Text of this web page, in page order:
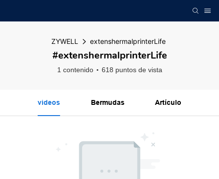
ZYWELL extenshermalprinterLife
#extenshermalprinterLife
1 contenido 618 puntos de vista
videos Bermudas Artículo